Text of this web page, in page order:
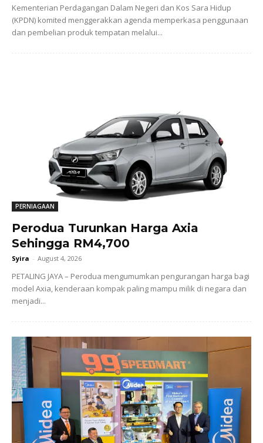
Kementerian Perdagangan Dalam Negeri dan Kos Sara Hidup
(KPDN) komited menggerakkan agenda memperkasa penggunaan
dan pembelian produk tempatan melalui...
PERNIAGAAN
Perodua Turunkan Harga Axia
Sehingga RM4,700
Syira - August 4, 2026
PETALING JAYA – Perodua mengumumkan pengurangan harga bagi
model Axia, kenderaan kompak paling mampu milik di negara dan
menjadi...